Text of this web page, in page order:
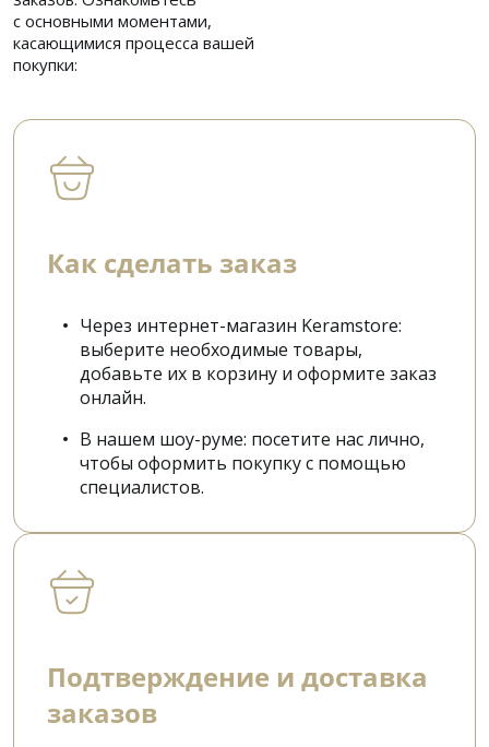
с основными моментами,
касающимися процесса вашей
покупки:
Как сделать заказ
Через интернет-магазин Keramstore:
выберите необходимые товары,
добавьте их в корзину и оформите заказ
онлайн.
В нашем шоу-руме: посетите нас лично,
чтобы оформить покупку с помощью
специалистов.
Подтверждение и доставка
заказов